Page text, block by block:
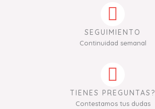
SEGUIMIENTO
Continuidad semanal
TIENES PREGUNTAS?
Contestamos tus dudas